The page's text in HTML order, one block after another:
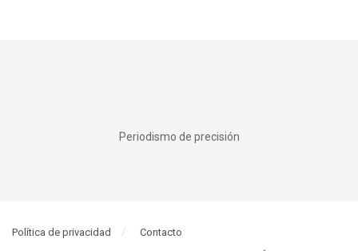
Periodismo de precisión
Política de privacidad Contacto